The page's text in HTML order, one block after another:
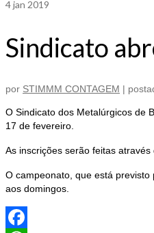
4jan 2019
Sindicato
por STIMMM CONTAGEM |
O Sindicato dos Metalúrgicos de
17 de fevereiro.
As inscrições serão feitas
O campeonato, que está
aos domingos.